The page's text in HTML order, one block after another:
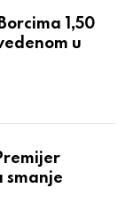
1,50
u
smanje